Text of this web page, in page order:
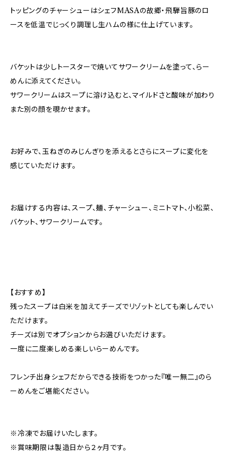
トッピングのチャーシューはシェフMASAの故郷・飛騨旨豚のロ
ースを低温でじっくり調理し生ハムの様に仕上げています。
バケットは少しトースターで焼いてサワークリームを塗って、らー
めんに添えてください。
サワークリームはスープに溶け込むと、マイルドさと酸味が加わり
また別の顔を覗かせます。
お好みで、玉ねぎのみじんぎりを添えるとさらにスープに変化を
感じていただけます。
お届けする内容は、スープ、麺、チャーシュー、ミニトマト、小松菜、
バケット、サワークリームです。
【おすすめ】
残ったスープは白米を加えてチーズでリゾットとしても楽しんでい
ただけます。
チーズは別でオプションからお選びいただけます。
一度に二度楽しめる楽しいらーめんです。
フレンチ出身シェフだからできる技術をつかった『唯一無二』のら
ーめんをご堪能ください。
※冷凍でお届けいたします。
※賞味期限は製造日から２ヶ月です。